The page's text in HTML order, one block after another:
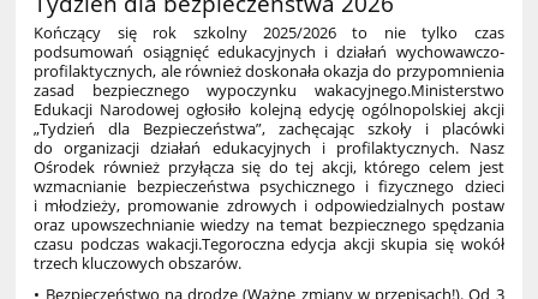
Kończący się rok szkolny 2025/2026 to nie tylko czas
podsumowań osiągnięć edukacyjnych i działań wychowawczo-
profilaktycznych, ale również doskonała okazja do przypomnienia
zasad bezpiecznego wypoczynku wakacyjnego.Ministerstwo
Edukacji Narodowej ogłosiło kolejną edycję ogólnopolskiej akcji
„Tydzień dla Bezpieczeństwa”, zachęcając szkoły i placówki
do organizacji działań edukacyjnych i profilaktycznych. Nasz
Ośrodek również przyłącza się do tej akcji, którego celem jest
wzmacnianie bezpieczeństwa psychicznego i fizycznego dzieci
i młodzieży, promowanie zdrowych i odpowiedzialnych postaw
oraz upowszechnianie wiedzy na temat bezpiecznego spędzania
czasu podczas wakacji.Tegoroczna edycja akcji skupia się wokół
trzech kluczowych obszarów.
• Bezpieczeństwo na drodze (Ważne zmiany w przepisach!). Od 3